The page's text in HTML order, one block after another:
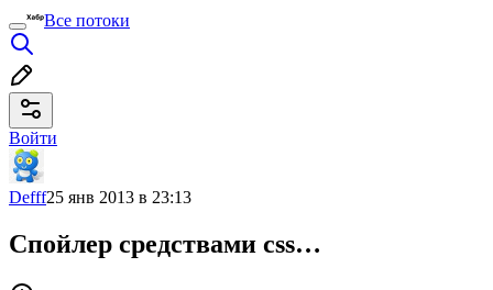
Все потоки
Войти
Defff25 янв 2013 в 23:13
Cпойлер средствами css…